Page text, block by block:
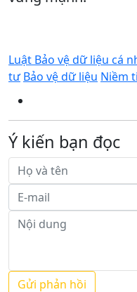
Luật Bảo vệ dữ liệu cá
tư Bảo vệ dữ liệu Niềm
Ý kiến bạn đọc